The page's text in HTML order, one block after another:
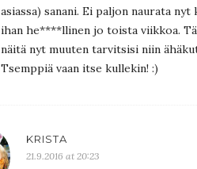
asiassa) sanani. Ei paljon naurata
ihan he****llinen jo toista viikkoa.
näitä nyt muuten tarvitsisi niin
Tsemppiä vaan itse kullekin! :)
KRISTA
21.9.2016 at 20:23